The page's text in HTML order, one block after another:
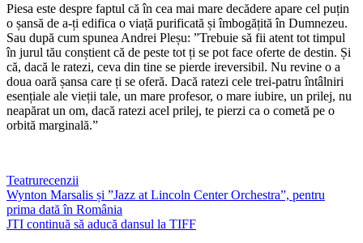
Piesa este despre faptul că în cea mai mare decădere apare cel puțin
o șansă de a-ți edifica o viață purificată și îmbogățită în Dumnezeu.
Sau după cum spunea Andrei Pleșu: ”Trebuie să fii atent tot timpul
în jurul tău conștient că de peste tot ți se pot face oferte de destin. Și
că, dacă le ratezi, ceva din tine se pierde ireversibil. Nu revine o a
doua oară șansa care ți se oferă. Dacă ratezi cele trei-patru întâlniri
esențiale ale vieții tale, un mare profesor, o mare iubire, un prilej, nu
neapărat un om, dacă ratezi acel prilej, te pierzi ca o cometă pe o
orbită marginală.”
Teatrurecenzii
Post
navigation
Wynton Marsalis și ”Jazz at Lincoln Center Orchestra”, pentru
prima dată în România
JTI continuă să aducă dansul la TIFF